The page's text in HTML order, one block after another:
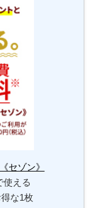
セゾン》
使える
な1枚